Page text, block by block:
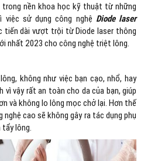
nền khoa học kỹ thuật từ những
sử dụng công nghệ Diode laser
dài vượt trội từ Diode laser thông
nhất 2023 cho công nghệ triệt lông.
không như việc bạn cạo, nhổ, hay
vì vậy rất an toàn cho da của bạn, giúp
và không lo lông mọc chở lại. Hơn thế
cao sẽ không gây ra tác dụng phụ
lông.